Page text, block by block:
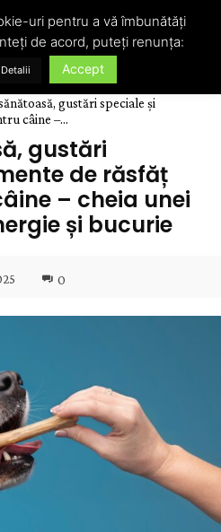
gustări speciale și
câine –...
gustări
de răsfăț
– cheia unei
și bucurie
0
uri pentru a vă îmbunătăți
de acord, puteți renunța:
Detalii Accept